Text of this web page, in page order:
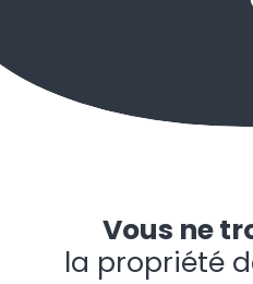
Vous ne
la propriété